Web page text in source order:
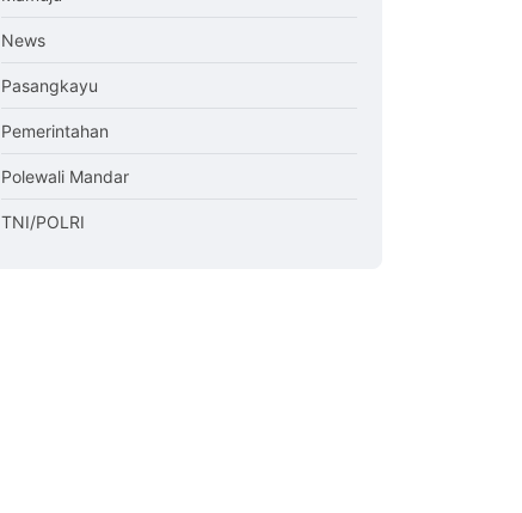
News
Pasangkayu
Pemerintahan
Polewali Mandar
TNI/POLRI